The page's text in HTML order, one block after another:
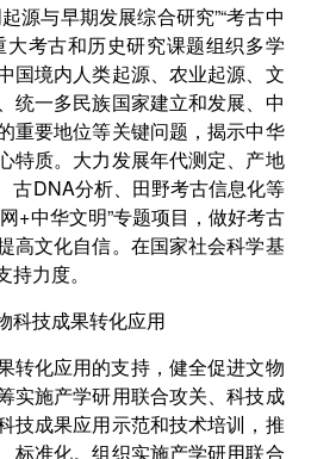
源与早期发展综合研究”“考古中
大考古和历史研究课题组织多学
国境内人类起源、农业起源、文
统一多民族国家建立和发展、中
重要地位等关键问题，揭示中华
特质。大力发展年代测定、产地
古DNA分析、田野考古信息化等
+中华文明”专题项目，做好考古
高文化自信。在国家社会科学基
力度。
科技成果转化应用
转化应用的支持，健全促进文物
实施产学研用联合攻关、科技成
技成果应用示范和技术培训，推
标准化。组织实施产学研用联合